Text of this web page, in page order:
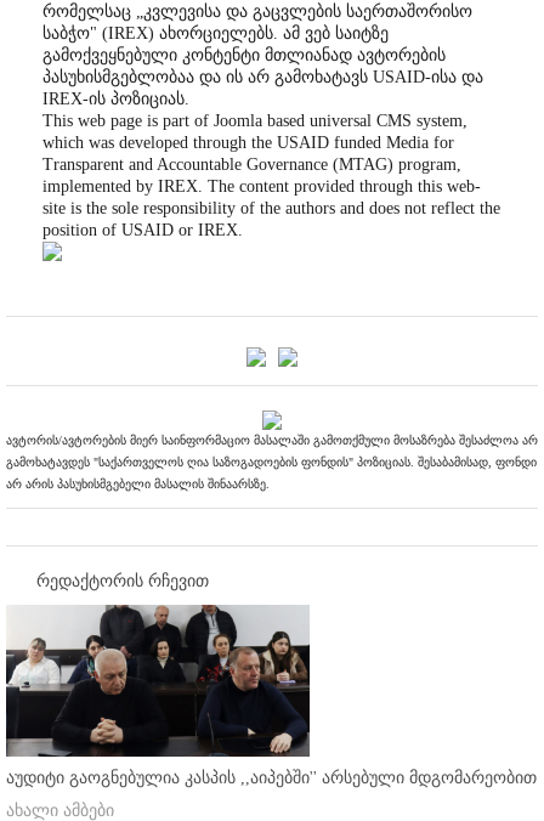
რომელსაც „კვლევისა და გაცვლების საერთაშორისო
საბჭო" (IREX) ახორციელებს. ამ ვებ საიტზე
გამოქვეყნებული კონტენტი მთლიანად ავტორების
პასუხისმგებლობაა და ის არ გამოხატავს USAID-ისა და
IREX-ის პოზიციას.
This web page is part of Joomla based universal CMS system,
which was developed through the USAID funded Media for
Transparent and Accountable Governance (MTAG) program,
implemented by IREX. The content provided through this web-
site is the sole responsibility of the authors and does not reflect the
position of USAID or IREX.
ავტორის/ავტორების მიერ საინფორმაციო მასალაში გამოთქმული მოსაზრება შესაძლოა არ
გამოხატავდეს "საქართველოს ღია საზოგადოების ფონდის" პოზიციას. შესაბამისად, ფონდი
არ არის პასუხისმგებელი მასალის შინაარსზე.
რედაქტორის რჩევით
აუდიტი გაოგნებულია კასპის ,,აიპებში'' არსებული მდგომარეობით
ახალი ამბები